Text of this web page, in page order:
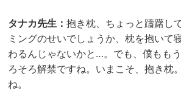
タナカ先生：抱き枕、ちょっと躊躇し
ミングのせいでしょうか、枕を抱いて
わるんじゃないかと…。でも、僕もも
ろそろ解禁ですね。いまこそ、抱き枕
ね。